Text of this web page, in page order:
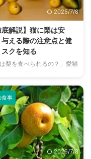
いの量なら大丈夫なのか、
に感じる飼い主さんも多いで
う。 この記事では、犬がい
を食べても大丈夫なのかとい
から、与える際の注意点、
、適切な量、そしていちご
養価や健康効果まで、犬とい
説します。 愛犬と飼い主
2025/7/8
底解説】猫に梨は安
える際の注意点と健
スクを知る
は梨を食べられるの？」愛猫
疑問を抱く飼い主さんは少
ありません。 甘くてみずみ
梨は私たち人間にとって美
果物ですが、猫にとっては
のでしょうか？ 結論から
、適切な量であれば猫に梨
ても基本的には問題ありま
しかし、与え方や注意点を
食事
2025/7/8